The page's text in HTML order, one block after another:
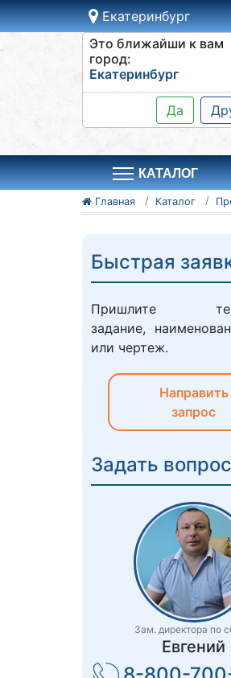
Екатеринбург
Это ближайши к вам
город:
Екатеринбург
Да
Шкафы
КАТАЛОГ
Главная Каталог
Быстрая
Пришлите
задание,
или чертеж.
Направить
запрос
Задать вопрос
Зам. директора по
Евгений